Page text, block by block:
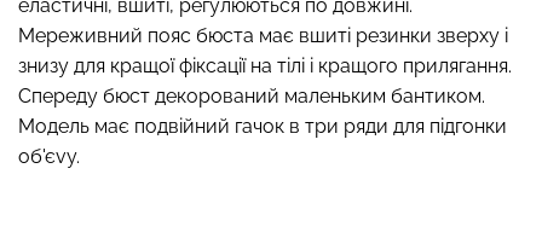
еластичні, вшиті, регулюються по довжині.
Мереживний пояс бюста має вшиті резинки зверху і
знизу для кращої фіксації на тілі і кращого прилягання.
Спереду бюст декорований маленьким бантиком.
Модель має подвійний гачок в три ряди для підгонки
об'єvу.
Топ на бретелях в рубчик
CAMI TOP RIB white (білий)
Giulia
Безшовний топ на
бретелях CAMI TOP